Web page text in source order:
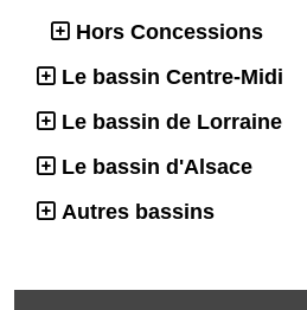
Hors Concessions
Le bassin Centre-Midi
Le bassin de Lorraine
Le bassin d'Alsace
Autres bassins